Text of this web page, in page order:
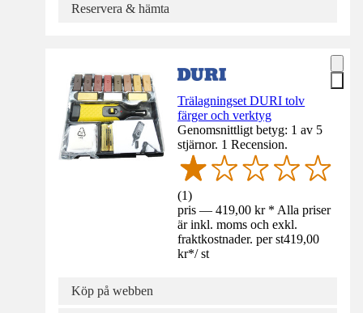
Reservera & hämta
Trälagningset DURI tolv
färger och verktyg
Genomsnittligt betyg: 1 av 5
stjärnor. 1 Recension.
(1)
pris — 419,00 kr * Alla priser
är inkl. moms och exkl.
fraktkostnader. per st419,00
kr*/ st
Köp på webben